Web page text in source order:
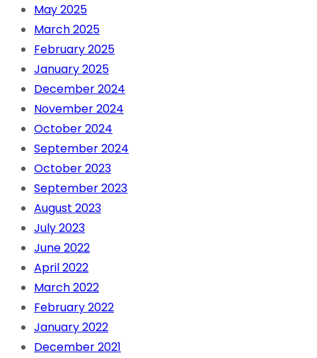
May 2025
March 2025
February 2025
January 2025
December 2024
November 2024
October 2024
September 2024
October 2023
September 2023
August 2023
July 2023
June 2022
April 2022
March 2022
February 2022
January 2022
December 2021